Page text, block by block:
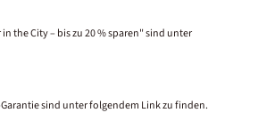
the City – bis zu 20 % sparen" sind unter
Garantie sind unter folgendem Link zu finden.